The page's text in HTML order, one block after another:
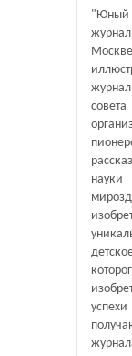
"Юный